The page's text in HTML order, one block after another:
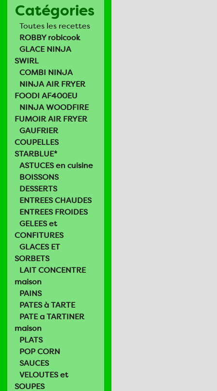
Catégories
Toutes les recettes
ROBBY robicook
GLACE NINJA
SWIRL
COMBI NINJA
NINJA AIR FRYER
FOODI AF400EU
NINJA WOODFIRE
FUMOIR AIR FRYER
GAUFRIER
COUPELLES
STARBLUE*
ASTUCES en cuisine
BOISSONS
DESSERTS
ENTREES CHAUDES
ENTREES FROIDES
GELEES et
CONFITURES
GLACES ET
SORBETS
LAIT CONCENTRE
maison
PAINS
PATES à TARTE
PATE a TARTINER
maison
PLATS
POP CORN
SAUCES
VELOUTES et
SOUPES